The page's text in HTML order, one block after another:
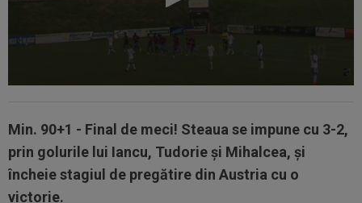
Min. 90+1 - Final de meci! Steaua se impune cu 3-2,
prin golurile lui Iancu, Tudorie şi Mihalcea, şi
încheie stagiul de pregătire din Austria cu o
victorie.